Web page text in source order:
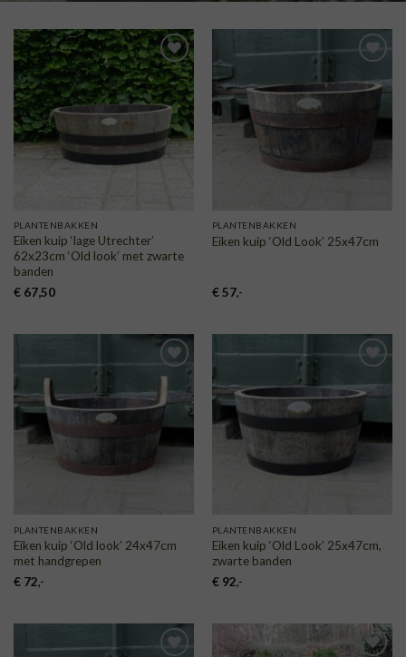
TOEVOEGEN
AAN
VERLANGLIJST
PLANTENBAKKEN
Eiken kuip ‘lage Utrechter’
62x23cm ‘Old look’ met zwarte
banden
€67,50
TOEVOEGEN
AAN
VERLANGLIJST
PLANTENBAKKEN
Eiken kuip ‘Old Look’ 25x47cm
€57,-
AAN
VERLANGLIJST
PLANTENBAKKEN
Eiken kuip ‘Old look’ 24x47cm
met handgrepen
€72,-
TOEVOEGEN
AAN
VERLANGLIJST
PLANTENBAKKEN
Eiken kuip ‘Old Look’ 25x47cm,
zwarte banden
€92,-